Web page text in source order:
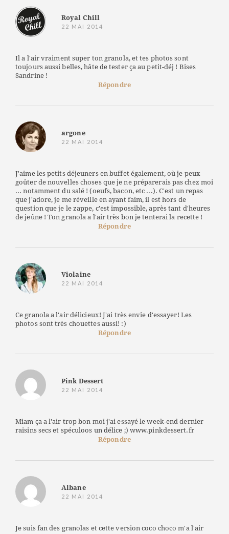
Royal Chill
22 MAI 2014
Il a l'air vraiment super ton granola, et tes photos sont
toujours aussi belles, hâte de tester ça au petit-déj ! Bises
Sandrine !
Répondre
argone
22 MAI 2014
J'aime les petits déjeuners en buffet également, où je peux
goûter de nouvelles choses que je ne préparerais pas chez moi
... notamment du salé ! (oeufs, bacon, etc ...). C'est un repas
que j'adore, je me réveille en ayant faim, il est hors de
question que je le zappe, c'est impossible, après tant d'heures
de jeûne ! Ton granola a l'air très bon je tenterai la recette !
Répondre
Violaine
22 MAI 2014
Ce granola a l'air délicieux! J'ai très envie d'essayer! Les
photos sont très chouettes aussi! :)
Répondre
Pink Dessert
22 MAI 2014
Miam ça a l'air trop bon moi j'ai essayé le week-end dernier
raisins secs et spéculoos un délice ;) www.pinkdessert.fr
Répondre
Albane
22 MAI 2014
Je suis fan des granolas et cette version coco choco m'a l'air